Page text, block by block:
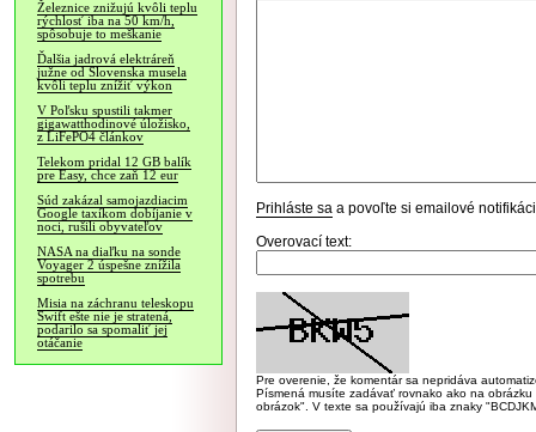
Železnice znižujú kvôli teplu
rýchlosť iba na 50 km/h,
spôsobuje to meškanie
Ďalšia jadrová elektráreň
južne od Slovenska musela
kvôli teplu znížiť výkon
V Poľsku spustili takmer
gigawatthodinové úložisko,
z LiFePO4 článkov
Telekom pridal 12 GB balík
pre Easy, chce zaň 12 eur
Súd zakázal samojazdiacim
Google taxíkom dobíjanie v
noci, rušili obyvateľov
NASA na diaľku na sonde
Voyager 2 úspešne znížila
spotrebu
Misia na záchranu teleskopu
Swift ešte nie je stratená,
podarilo sa spomaliť jej
otáčanie
Prihláste sa a povoľte si emailové
Overovací text:
Pre overenie, že komentár sa nepridáva
Písmená musíte zadávať rovnako ako na
obrázok". V texte sa používajú iba znaky